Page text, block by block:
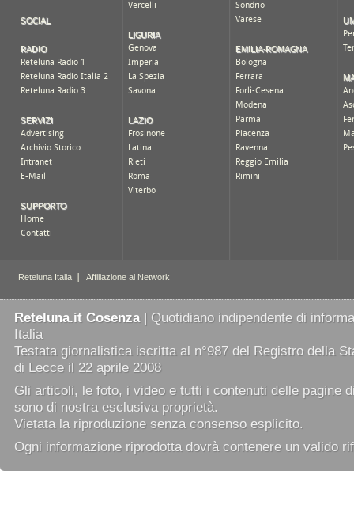
Reteluna.it Cosenza| Quotidiano indipendente di
Italia
Testata giornalistica iscritta al n°987 del Registro della
di Lecce il 22 aprile 2008
Gli articoli, le foto, i video e tutti i contenuti delle pagine
sono di nostra esclusiva proprietà.
Vietata la riproduzione senza consenso esplicito.
Ogni informazione riprodotta dovrà contenere un valido